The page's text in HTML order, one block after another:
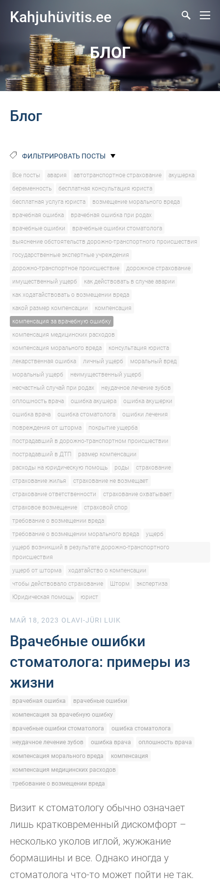
Kahjuhüvitis.ee
БЛОГ
Блог
ФИЛЬТРИРОВАТЬ ПОСТЫ
Все посты авария автотранспортное страхование
акушерка
беременность
бесплатная консультация юриста
бесплатная услуга юриста
возмещение морального вреда
врачебная ошибка
врачебная ошибка при родах
врачебные ошибки
врачебные ошибки стоматолога
выяснение обстоятельств дорожно-транспортного происшествия
государственные экспертные учреждения
дорожно-транспортное происшествие
дорожное страхование
имущественный ущерб
как действовать в случае аварии
как ходатайствовать о возмещении вреда
какой размер компенсации
компенсация
компенсация за врачебную ошибку
компенсация медицинских расходов
компенсация морального вреда
консультация юриста
лекарственная ошибка
личный ущерб
моральный вред
моральный ущерб
неимущественный ущерб
несчастный случай при родах
неудачное лечение зубов
оплошность врача
ошибка акушера
ошибка акушерки
ошибка врача
ошибка стоматолога
ошибки лечения
повреждения от шторма
покрытие ущерба
пострадавший в дорожно-транспортном происшествии
пострадавший в ДТП
размер компенсации
расходы на юридическую помощь
роды
страхование
страхование жилья
страхование не возмещает
страхование ответственности
страхование охватывает
страховое возмещение
страховой спор
требование о возмещении вреда
требование о возмещении морального вреда
ущерб
ущерб возникший в результате дорожно-транспортного
происшествия
ущерб от шторма
ходатайство о компенсации
чтобы действовало страхование
Шторм
экспертиза
Юридическая помощь
юрист
МАЙ 18, 2023 OLAVI-JÜRI LUIK
Врачебные ошибки
стоматолога: примеры из
жизни
врачебная ошибка
врачебные ошибки
компенсация за врачебную ошибку
врачебные ошибки стоматолога
ошибка стоматолога
неудачное лечение зубов
ошибка врача
оплошность врача
компенсация морального вреда
компенсация
компенсация медицинских расходов
требование о возмещении вреда
Визит к стоматологу обычно означает
лишь кратковременный дискомфорт –
несколько уколов иглой, жужжание
бормашины и все. Однако иногда у
стоматолога что-то может пойти не так.